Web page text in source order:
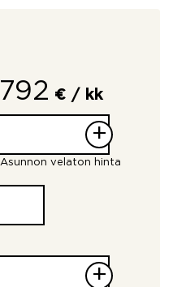
792 € / kk
+
Asunnon velaton hinta
+